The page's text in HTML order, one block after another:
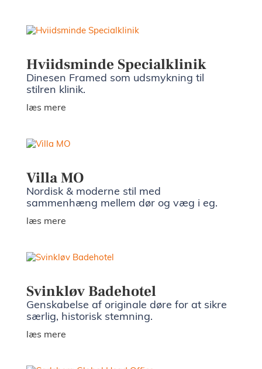
Hviidsminde Specialklinik
Dinesen Framed som udsmykning til
stilren klinik.
læs mere
Villa MO
Nordisk & moderne stil med
sammenhæng mellem dør og væg i eg.
læs mere
Svinkløv Badehotel
Genskabelse af originale døre for at sikre
særlig, historisk stemning.
læs mere